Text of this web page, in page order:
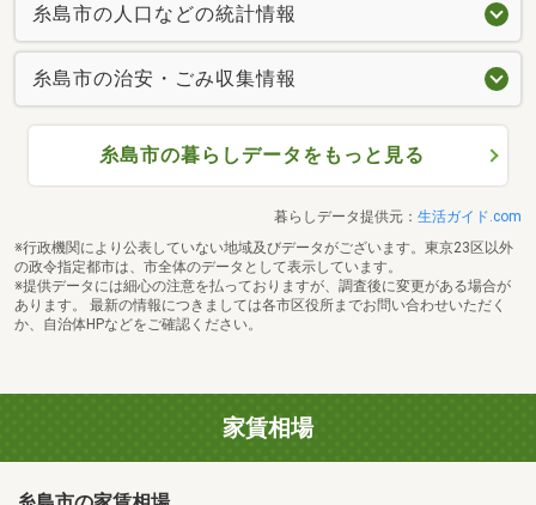
糸島市の人口などの統計情報
糸島市の治安・ごみ収集情報
糸島市の暮らしデータをもっと見る
暮らしデータ提供元： 生活ガイド.com
※行政機関により公表していない地域及びデータがございます。東京23区以外
の政令指定都市は、市全体のデータとして表示しています。
※提供データには細心の注意を払っておりますが、調査後に変更がある場合が
あります。 最新の情報につきましては各市区役所までお問い合わせいただく
か、自治体HPなどをご確認ください。
家賃相場